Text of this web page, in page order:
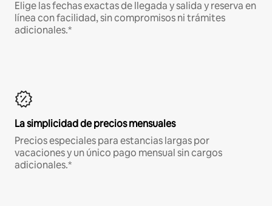
Elige las fechas exactas de llegada y salida y reserva en
línea con facilidad, sin compromisos ni trámites
adicionales.*
La simplicidad de precios mensuales
Precios especiales para estancias largas por
vacaciones y un único pago mensual sin cargos
adicionales.*